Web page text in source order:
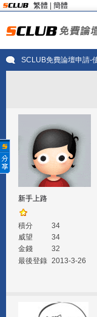
繁體 簡體
SCLUB免費論壇申請-
新手上路
積分
34
威望
34
金錢
32
最後登錄 2013-3-26